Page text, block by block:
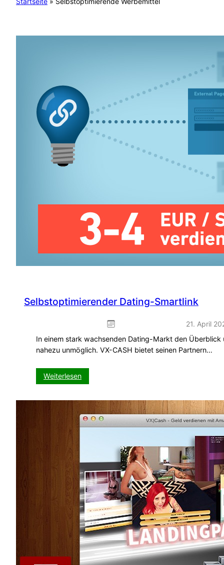
Selbstoptimierender Dating-Smartlink
21. April
In einem stark wachsenden Dating-Markt den
nahezu unmöglich. VX-CASH bietet seinen Partnern…
Weiterlesen:
Selbstoptimierender
Smartlink